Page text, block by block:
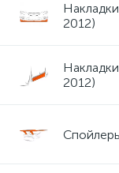
2012)
2012)